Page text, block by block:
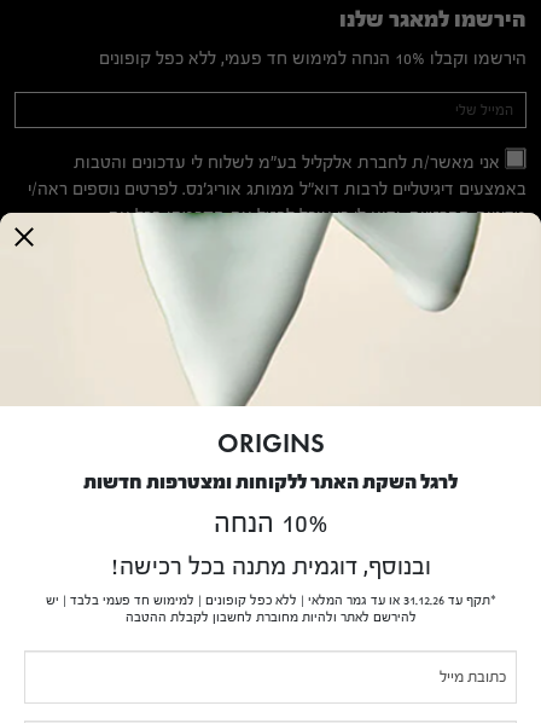
הירשמו למאגר שלנו
הירשמו וקבלו 10% הנחה למימוש חד פעמי, ללא כפל קופונים
Mailing
List
אני מאשר/ת לחברת אלקליל בע"מ לשלוח לי עדכונים והטבות
באמצעים דיגיטליים לרבות דוא"ל ממותג אוריג'נס. לפרטים נוספים ראה/י
מדיניות הפרטיות. ידוע לי כי אוכל לבטל את הסכמתי בכל עת.
If you
are
human,
leave
שירות לקוחות
שירות לקוחות בנושא משלוחים והחזרות
נגישות
תעודת כשרות לפסח 2026
ORIGINS
לרגל השקת האתר ללקוחות ומצטרפות חדשות
10% הנחה
ובנוסף, דוגמית מתנה בכל רכישה!
*תקף עד 31.12.26 או עד גמר המלאי | ללא כפל קופונים | למימוש חד פעמי בלבד | יש
להירשם לאתר ולהיות מחוברת לחשבון לקבלת ההטבה
Pop-
Up